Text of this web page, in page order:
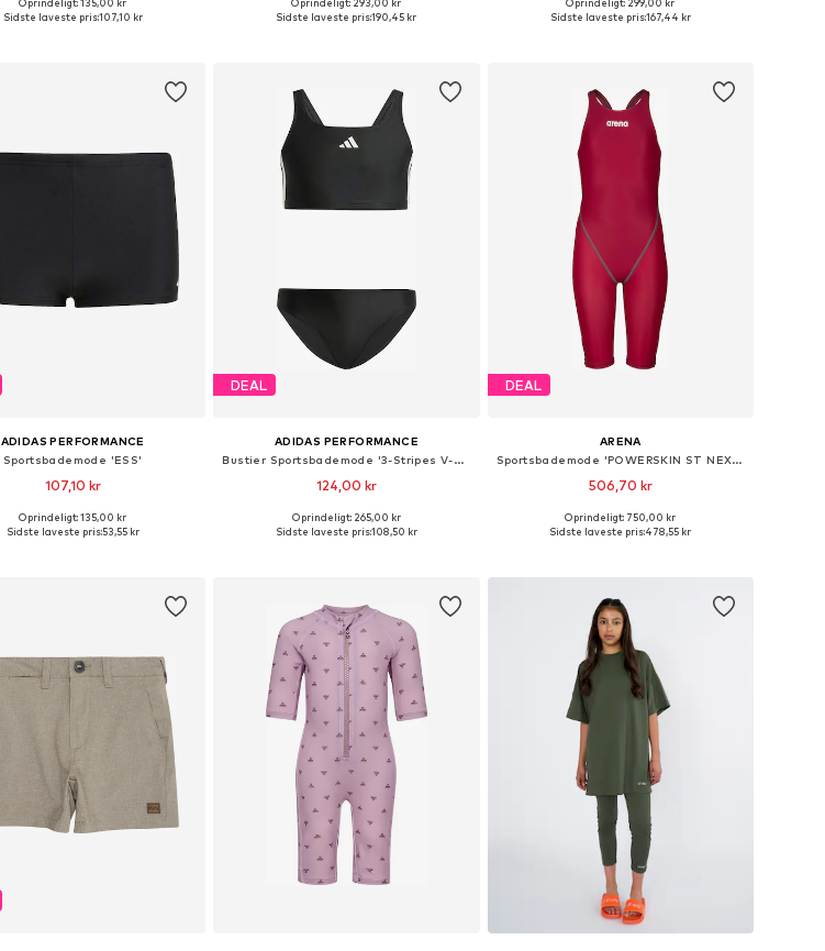
Sidste laveste pris:107,10 kr
Tilgængelige størrelser: 128, 140, 152, 164
Sidste laveste pris:190,45 kr
Sidste laveste pris:167,44 kr
ADIDAS PERFORMANCE
Sportsbademode 'ESS'
107,10 kr
Oprindeligt: 135,00 kr
Sidste laveste pris:53,55 kr
DEAL
ADIDAS PERFORMANCE
Bustier Sportsbademode '3-Stripes V-Back Bikini'
124,00 kr
Tilgængelige størrelser: 92, 98, 104
Oprindeligt: 265,00 kr
Sidste laveste pris:108,50 kr
DEAL
ARENA
Sportsbademode 'POWERSKIN ST NEXT OB JR'
506,70 kr
Tilgængelige størrelser: 116, 128, 140, 152
Oprindeligt: 750,00 kr
Sidste laveste pris:478,55 kr